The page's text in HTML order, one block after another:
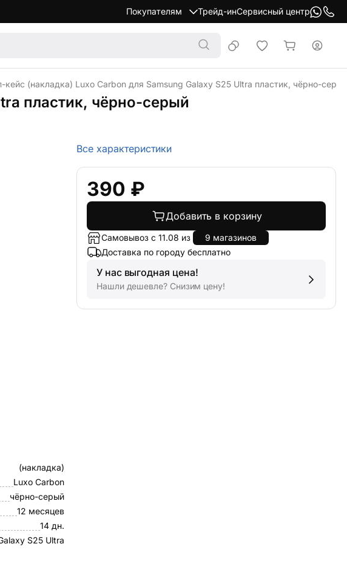
Покупателям Трейд-инСервисный центр
кейс (накладка) Luxo Carbon для Samsung Galaxy S25 Ultra пластик, чёрно-серый
пластик, чёрно-серый
(накладка)
Luxo Carbon
чёрно-серый
12 месяцев
14 дн.
S25 Ultra
Все характеристики
390 ₽
Добавить в корзину
Самовывоз с 11.08 из
9 магазинов
Доставка по городу бесплатно
У нас выгодная цена!
Нашли дешевле? Снизим цену!